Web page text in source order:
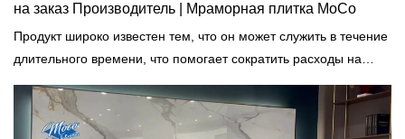
на заказ Производитель | Мраморная плитка MoCo
Продукт широко известен тем, что он может служить в течение
длительного времени, что помогает сократить расходы на
техническое обслуживание и потребление энергии в здании.